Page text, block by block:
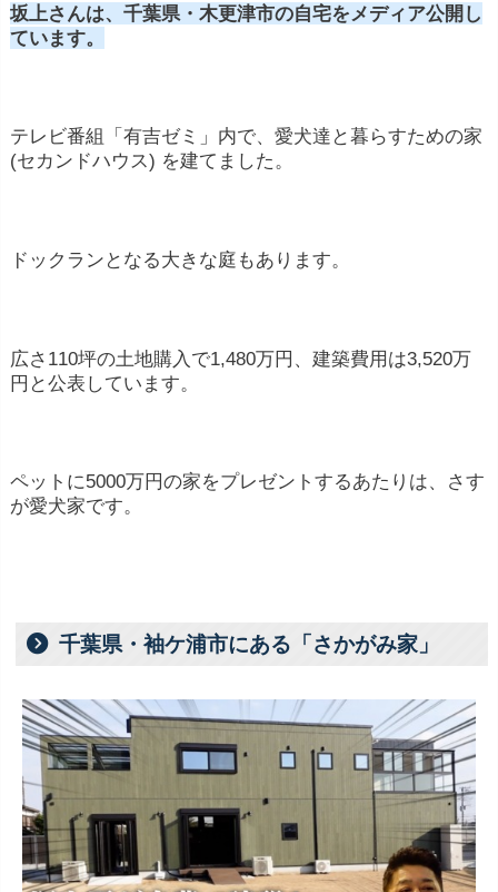
坂上さんは、千葉県・木更津市の自宅をメディア公開し
ています。
テレビ番組「有吉ゼミ」内で、愛犬達と暮らすための家
(セカンドハウス) を建てました。
ドックランとなる大きな庭もあります。
広さ110坪の土地購入で1,480万円、建築費用は3,520万
円 と公表しています。
ペットに5000万円の家をプレゼントするあたりは、さす
が愛犬家です。
千葉県・袖ケ浦市にある「さかがみ家」